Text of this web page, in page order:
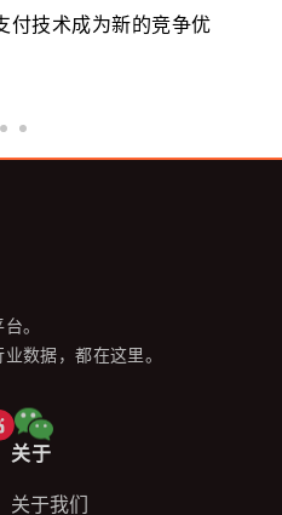
付技术成为新的竞争优
。
数据，都在这里。
关于
关于我们